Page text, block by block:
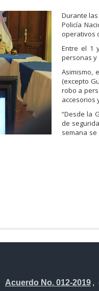
Acuerdo No. 012-2019 ,
Durante
Policía
operativos
Entre el 1
personas y
Asimismo,
(excepto
robo a
accesorios
“Desde la
de
semana